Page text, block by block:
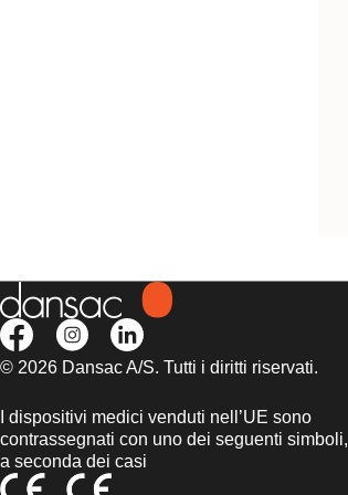
© 2026 Dansac A/S. Tutti i diritti riservati.
I dispositivi medici venduti nell’UE sono
contrassegnati con uno dei seguenti simboli,
a seconda dei casi